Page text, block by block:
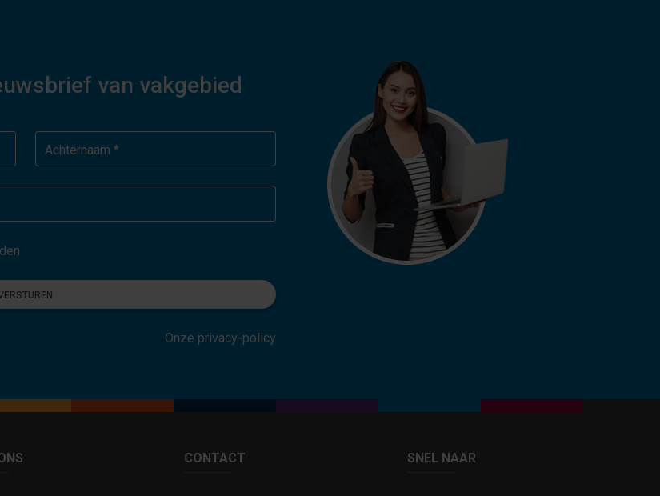
van vakgebied
Achternaam *
Onze privacy-policy
CONTACT SNEL NAAR